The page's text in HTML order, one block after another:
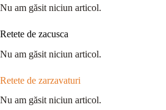
Nu am găsit niciun articol.
Retete de zacusca
Nu am găsit niciun articol.
Retete de zarzavaturi
Nu am găsit niciun articol.